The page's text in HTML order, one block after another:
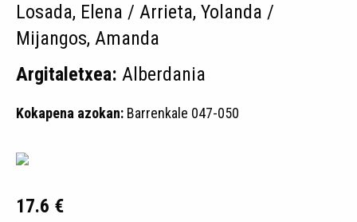
Losada, Elena / Arrieta, Yolanda /
Mijangos, Amanda
Argitaletxea: Alberdania
Kokapena azokan: Barrenkale 047-050
17.6 €